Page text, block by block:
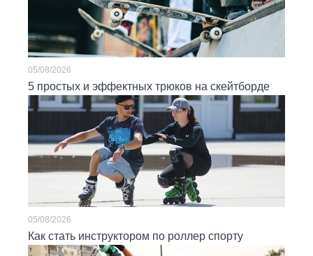
5 простых и эффектных трюков на скейтборде
05/08/2026
Как стать инструктором по роллер спорту
05/08/2026